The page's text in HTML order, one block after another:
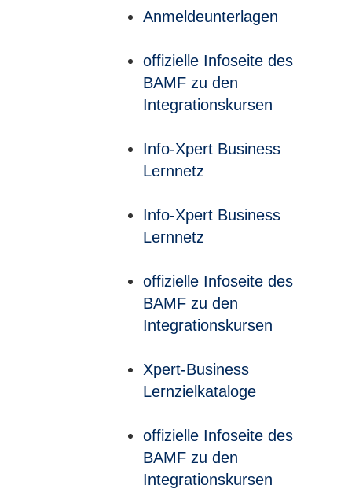
Anmeldeunterlagen
offizielle Infoseite des
BAMF zu den
Integrationskursen
Info-Xpert Business
Lernnetz
Info-Xpert Business
Lernnetz
offizielle Infoseite des
BAMF zu den
Integrationskursen
Xpert-Business
Lernzielkataloge
offizielle Infoseite des
BAMF zu den
Integrationskursen